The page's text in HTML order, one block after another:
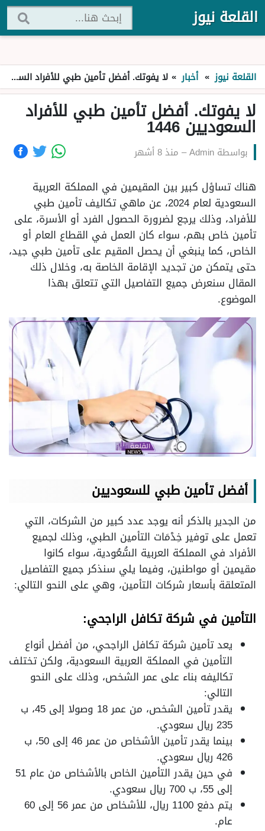
القلعة نيوز
القلعة نيوز » أخبار » لا يفوتك. أفضل تأمين طبي للأفراد السعوديين 1446
لا يفوتك. أفضل تأمين طبي للأفراد
السعوديين 1446
بواسطة Admin
– منذ 8 أشهر
هناك تساؤل كبير بين المقيمين في المملكة العربية
السعودية لعام 2024، عن ماهي تكاليف تأمين طبي
للأفراد، وذلك يرجع لضرورة الحصول الفرد أو الأسرة، على
تأمين خاص بهم، سواء كان العمل في القطاع العام أو
الخاص، كما ينبغي أن يحصل المقيم على تأمين طبي جيد،
حتى يتمكن من تجديد الإقامة الخاصة به، وخلال ذلك
المقال سنعرض جميع التفاصيل التي تتعلق بهذا
الموضوع.
أفضل تأمين طبي للسعوديين
من الجدير بالذكر أنه يوجد عدد كبير من الشركات، التي
تعمل على توفير خِدْمَات التأمين الطبي، وذلك لجميع
الأفراد في المملكة العربية السُّعُودية، سواء كانوا
مقيمين أو مواطنين، وفيما يلي سنذكر جميع التفاصيل
المتعلقة بأسعار شركات التأمين، وهي على النحو التالي:
التأمين في شركة تكافل الراجحي:
يعد تأمين شركة تكافل الراجحي، من أفضل أنواع
التأمين في المملكة العربية السعودية، ولكن تختلف
تكاليفه بناء على عمر الشخص، وذلك على النحو
التالي:
يقدر تأمين الشخص، من عمر 18 وصولا إلى 45، ب
235 ريال سعودي.
بينما يقدر تأمين الأشخاص من عمر 46 إلى 50، ب
426 ريال سعودي.
في حين يقدر التأمين الخاص بالأشخاص من عام 51
إلى 55، ب 700 ريال سعودي.
يتم دفع 1100 ريال، للأشخاص من عمر 56 إلى 60
عام.